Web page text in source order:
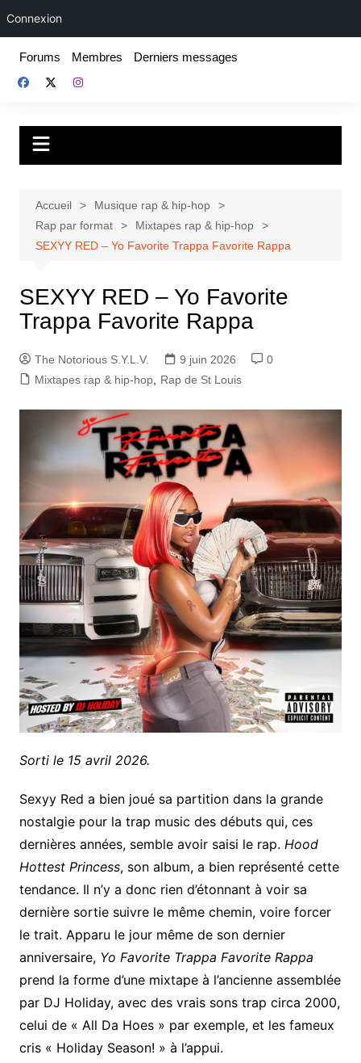
Connexion
contenu
Forums Membres Derniers messages
Fake For Real
Accueil
Musique rap & hip-hop
Rap par format
Mixtapes rap & hip-hop
SEXYY RED – Yo Favorite Trappa Favorite Rappa
SEXYY RED – Yo Favorite
Trappa Favorite Rappa
The Notorious S.Y.L.V. 9 juin 2026
0
Mixtapes rap & hip-hop, Rap de St Louis
Sorti le 15 avril 2026.
Sexyy Red a bien joué sa partition dans la grande
nostalgie pour la trap music des débuts qui, ces
dernières années, semble avoir saisi le rap. Hood
Hottest Princess, son album, a bien représenté cette
tendance. Il n’y a donc rien d’étonnant à voir sa
dernière sortie suivre le même chemin, voire forcer
le trait. Apparu le jour même de son dernier
anniversaire, Yo Favorite Trappa Favorite Rappa
prend la forme d’une mixtape à l’ancienne assemblée
par DJ Holiday, avec des vrais sons trap circa 2000,
celui de « All Da Hoes » par exemple, et les fameux
cris « Holiday Season! » à l’appui.